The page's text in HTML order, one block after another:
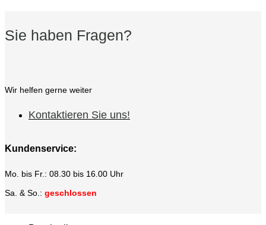
Sie haben Fragen?
Wir helfen gerne weiter
Kontaktieren Sie uns!
Kundenservice:
Mo. bis Fr.: 08.30 bis 16.00 Uhr
Sa. & So.: geschlossen